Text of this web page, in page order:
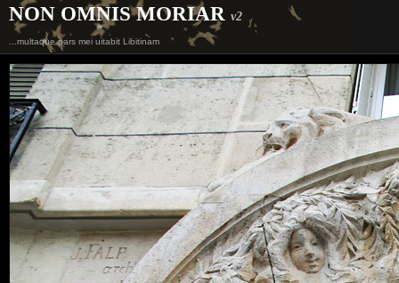
NON OMNIS MORIAR v2
...multaque pars mei uitabit Libitinam